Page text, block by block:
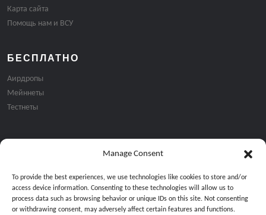
Manage Consent
To provide the best experiences, we use technologies like cookies to store and/or
access device information. Consenting to these technologies will allow us to
process data such as browsing behavior or unique IDs on this site. Not consenting
or withdrawing consent, may adversely affect certain features and functions.
Карта сайта
Помощь нам и ВСУ
БЕСПЛАТНО
Аирдропы
Мейннеты
Тестнеты
Подписка на email рассылку: